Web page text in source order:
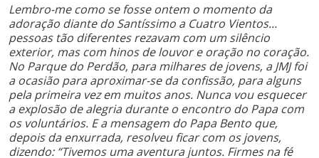
Lembro-me como se fosse ontem o momento da
adoração diante do Santíssimo a Cuatro Vientos...
pessoas tão diferentes rezavam com um silêncio
exterior, mas com hinos de louvor e oração no coração.
No Parque do Perdão, para milhares de jovens, a JMJ foi
a ocasião para aproximar-se da confissão, para alguns
pela primeira vez em muitos anos. Nunca vou esquecer
a explosão de alegria durante o encontro do Papa com
os voluntários. E a mensagem do Papa Bento que,
depois da enxurrada, resolveu ficar com os jovens,
dizendo: “Tivemos uma aventura juntos. Firmes na fé